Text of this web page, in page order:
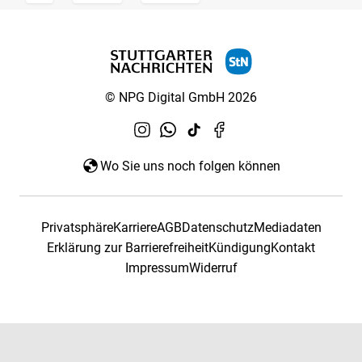
© NPG Digital GmbH 2026
Wo Sie uns noch folgen können
PrivatsphäreKarriereAGBDatenschutzMediadaten
Erklärung zur BarrierefreiheitKündigungKontakt
ImpressumWiderruf